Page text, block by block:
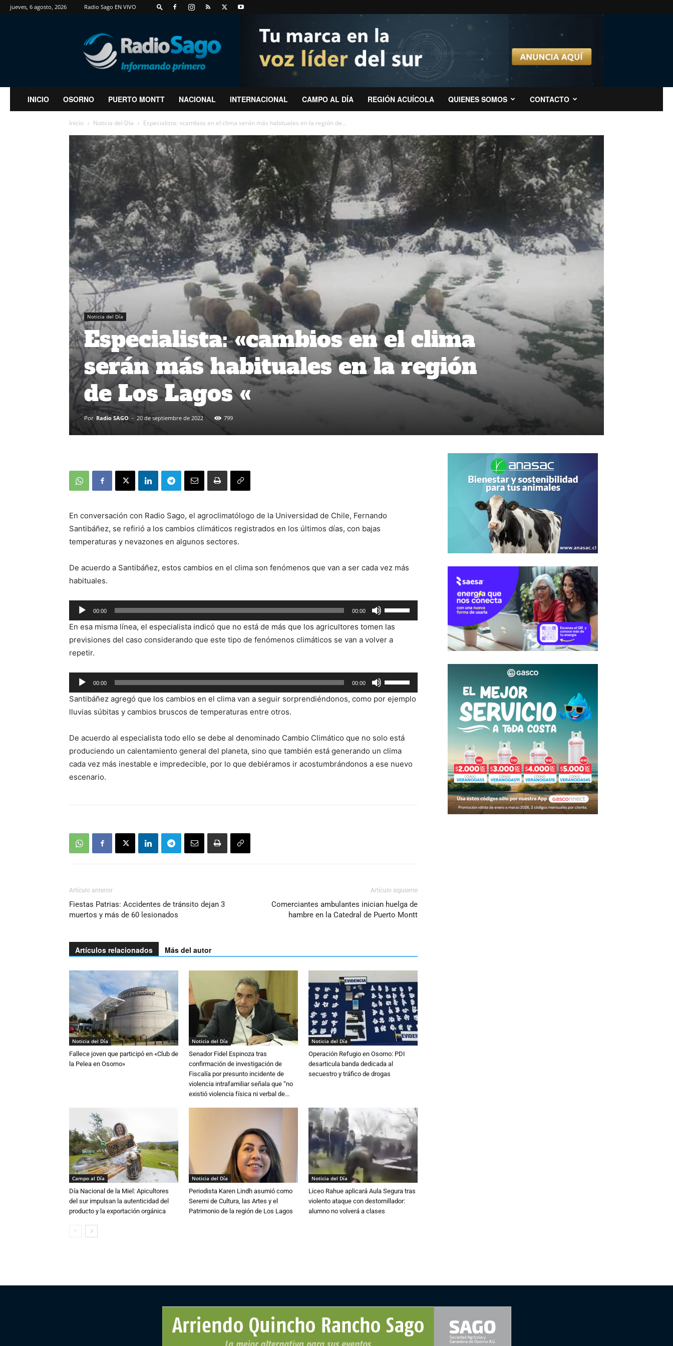
jueves, 6 agosto, 2026 Radio Sago EN VIVO
RadioSago
INICIO OSORNO PUERTO MONTT NACIONAL INTERNACIONAL CAMPO AL DÍA REGIÓN ACUÍCOLA QUIENES SOMOS CONTACTO
Inicio Noticia del Día Especialista: «cambios en el clima serán más habituales en la región de...
Noticia del Día
Especialista: «cambios en el clima
serán más habituales en la región
de Los Lagos «
Por Radio SAGO - 20 de septiembre de 2022 799
En conversación con Radio Sago, el agroclimatólogo de la Universidad de Chile, Fernando
Santibáñez, se refirió a los cambios climáticos registrados en los últimos días, con bajas
temperaturas y nevazones en algunos sectores.
De acuerdo a Santibáñez, estos cambios en el clima son fenómenos que van a ser cada vez más
habituales.
Reproductor
de
audio
00:00 00:00
las
teclas
de
arriba/abajo
para
aumentar
el
volumen.
En esa misma línea, el especialista indicó que no está de más que los agricultores tomen las
previsiones del caso considerando que este tipo de fenómenos climáticos se van a volver a
repetir.
Reproductor
de
audio
00:00 00:00
las
teclas
arriba/abajo
para
aumentar
Santibáñez agregó que los cambios en el clima van a seguir sorprendiéndonos, como por ejemplo
lluvias súbitas y cambios bruscos de temperaturas entre otros.
De acuerdo al especialista todo ello se debe al denominado Cambio Climático que no solo está
produciendo un calentamiento general del planeta, sino que también está generando un clima
cada vez más inestable e impredecible, por lo que debiéramos ir acostumbrándonos a ese nuevo
escenario.
Artículo anterior
Fiestas Patrias: Accidentes de tránsito dejan 3
muertos y más de 60 lesionados
Artículo siguiente
Comerciantes ambulantes inician huelga de
hambre en la Catedral de Puerto Montt
Artículos relacionados Más del autor
Noticia del Día
Fallece joven que participó en «Club de
la Pelea en Osorno»
Noticia del Día
Senador Fidel Espinoza tras
confirmación de investigación de
Fiscalía por presunto incidente de
violencia intrafamiliar señala que “no
existió violencia física ni verbal de...
Noticia del Día
Operación Refugio en Osorno: PDI
desarticula banda dedicada al
secuestro y tráfico de drogas
Campo al Día
Día Nacional de la Miel: Apicultores
del sur impulsan la autenticidad del
producto y la exportación orgánica
Noticia del Día
Periodista Karen Lindh asumió como
Seremi de Cultura, las Artes y el
Patrimonio de la región de Los Lagos
Noticia del Día
Liceo Rahue aplicará Aula Segura tras
violento ataque con destornillador:
alumno no volverá a clases